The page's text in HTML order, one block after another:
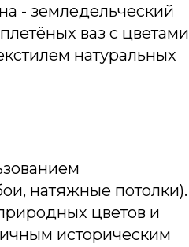
- земледельческий
ваз с цветами
натуральных
натяжные потолки).
цветов и
историческим